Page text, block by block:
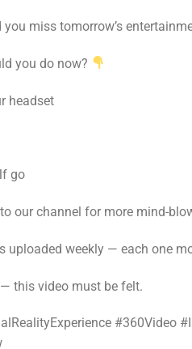
miss tomorrow’s
you do now?
headset
go
our channel for more mind-
uploaded weekly — each one
this video must be felt.
#360Video